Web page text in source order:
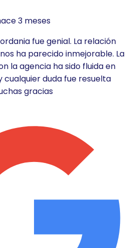
3 meses
fue genial. La relación
ha parecido inmejorable. La
la agencia ha sido fluida en
duda fue resuelta
gracias